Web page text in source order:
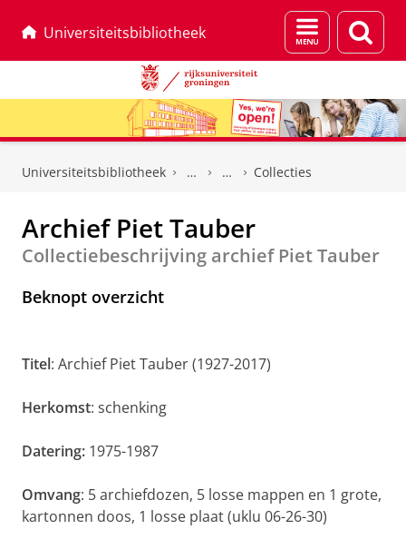
Universiteitsbibliotheek
Menu
en
Universiteitsbibliotheek Collecties
Archief Piet Tauber
Collectiebeschrijving archief Piet Tauber
Beknopt overzicht
Titel: Archief Piet Tauber (1927-2017)
Herkomst: schenking
Datering: 1975-1987
Omvang: 5 archiefdozen, 5 losse mappen en 1 grote,
kartonnen doos, 1 losse plaat (uklu 06-26-30)